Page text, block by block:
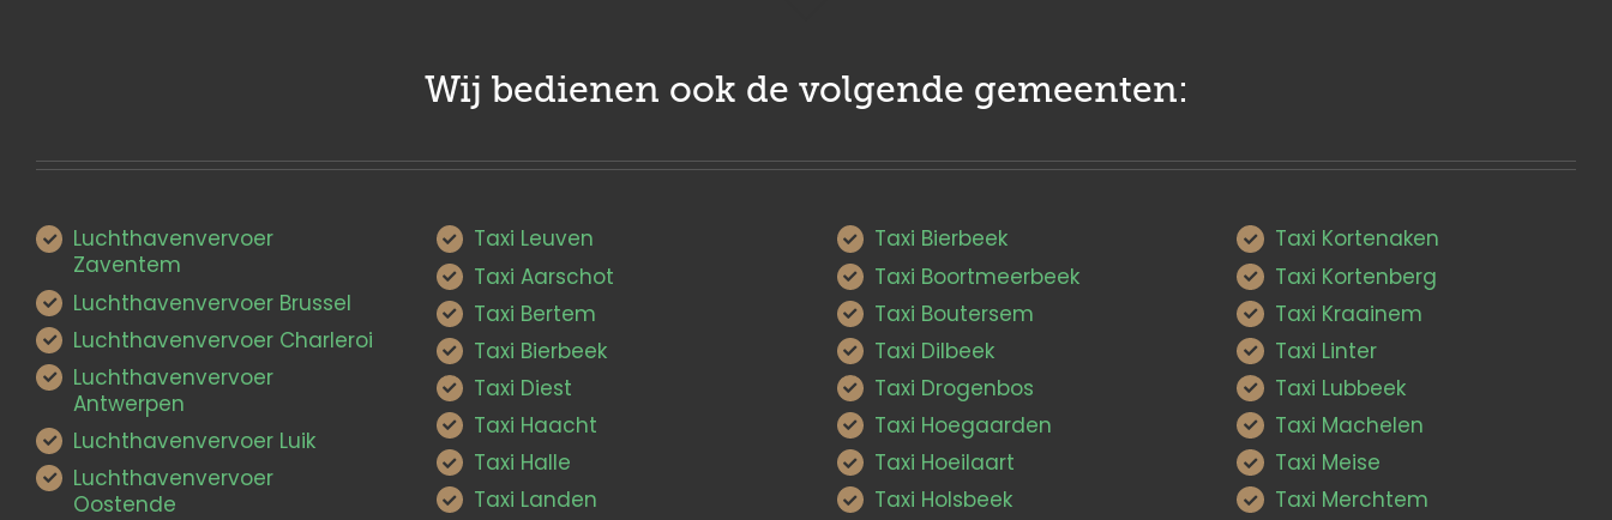
Wij bedienen ook de volgende gemeenten:
Luchthavenvervoer
Zaventem
Luchthavenvervoer Brussel
Luchthavenvervoer Charleroi
Luchthavenvervoer
Antwerpen
Luchthavenvervoer Luik
Luchthavenvervoer
Oostende
Taxi Leuven
Taxi Aarschot
Taxi Bertem
Taxi Bierbeek
Taxi Diest
Taxi Haacht
Taxi Halle
Taxi Landen
Taxi Bierbeek
Taxi Boortmeerbeek
Taxi Boutersem
Taxi Dilbeek
Taxi Drogenbos
Taxi Hoegaarden
Taxi Hoeilaart
Taxi Holsbeek
Taxi Kortenaken
Taxi Kortenberg
Taxi Kraainem
Taxi Linter
Taxi Lubbeek
Taxi Machelen
Taxi Meise
Taxi Merchtem